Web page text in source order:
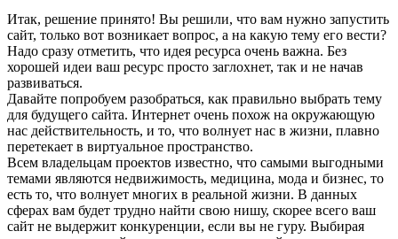
Итак, решение принято! Вы решили, что вам нужно запустить
сайт, только вот возникает вопрос, а на какую тему его вести?
Надо сразу отметить, что идея ресурса очень важна. Без
хорошей идеи ваш ресурс просто заглохнет, так и не начав
развиваться.
Давайте попробуем разобраться, как правильно выбрать тему
для будущего сайта. Интернет очень похож на окружающую
нас действительность, и то, что волнует нас в жизни, плавно
перетекает в виртуальное пространство.
Всем владельцам проектов известно, что самыми выгодными
темами являются недвижимость, медицина, мода и бизнес, то
есть то, что волнует многих в реальной жизни. В данных
сферах вам будет трудно найти свою нишу, скорее всего ваш
сайт не выдержит конкуренции, если вы не гуру. Выбирая